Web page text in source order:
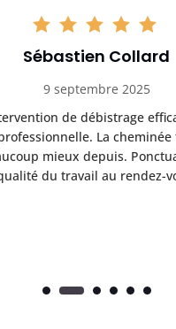
Sébastien Collard
9 septembre 2025
de débistrage
La
mieux depuis.
du travail au rendez-